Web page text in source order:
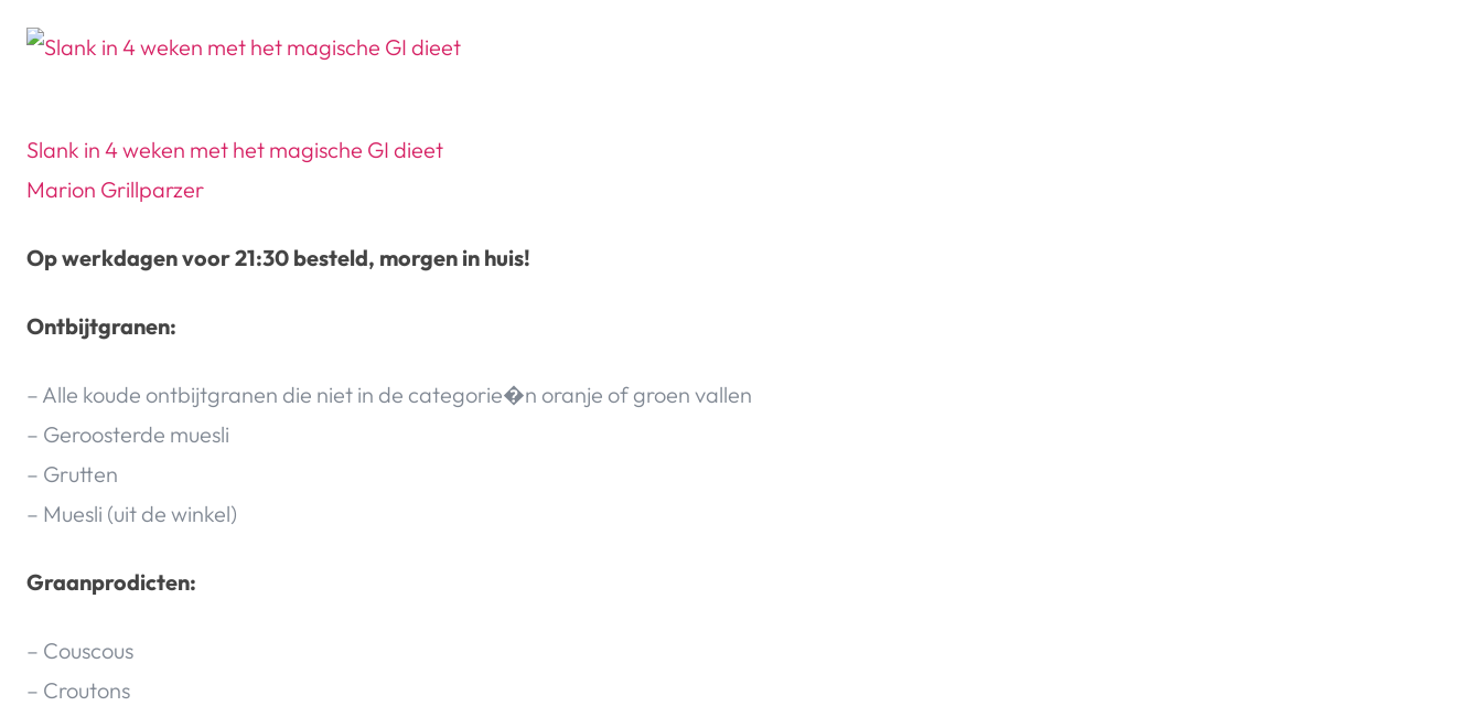
Slank in 4 weken met het magische GI dieet
Marion Grillparzer
Op werkdagen voor 21:30 besteld, morgen in huis!
Ontbijtgranen:
– Alle koude ontbijtgranen die niet in de categorie�n oranje of groen vallen
– Geroosterde muesli
– Grutten
– Muesli (uit de winkel)
Graanprodicten:
– Couscous
– Croutons